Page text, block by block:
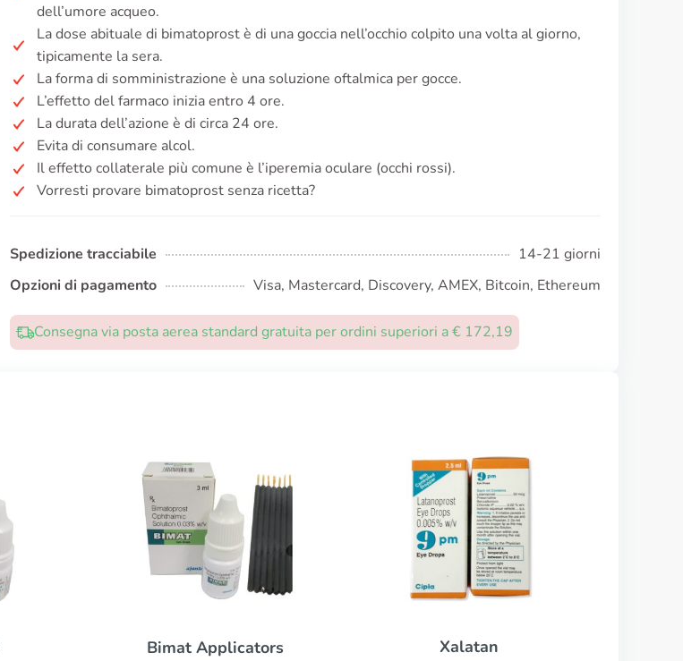
dell’umore acqueo.
La dose abituale di bimatoprost è di una goccia nell’occhio colpito una volta al giorno,
tipicamente la sera.
La forma di somministrazione è una soluzione oftalmica per gocce.
L’effetto del farmaco inizia entro 4 ore.
La durata dell’azione è di circa 24 ore.
Evita di consumare alcol.
Il effetto collaterale più comune è l’iperemia oculare (occhi rossi).
Vorresti provare bimatoprost senza ricetta?
Spedizione tracciabile
14-21 giorni
Opzioni di pagamento
Visa, Mastercard, Discovery, AMEX, Bitcoin, Ethereum
Consegna via posta aerea standard gratuita per ordini superiori a € 172,19
Bimat Applicators Xalatan